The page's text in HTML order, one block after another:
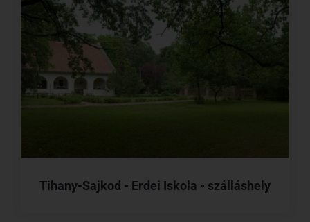
Tihany-Sajkod - Erdei Iskola - szálláshely